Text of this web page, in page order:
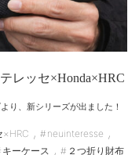
レッセ×Honda×HRC
り、新シリーズが出ました！
×HRC , neuinteresse ,
キーケース , ２つ折り財布